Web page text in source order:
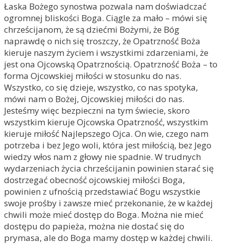
Łaska Bożego synostwa pozwala nam doświadczać
ogromnej bliskości Boga. Ciągle za mało – mówi się
chrześcijanom, że są dziećmi Bożymi, że Bóg
naprawdę o nich się troszczy, że Opatrzność Boża
kieruje naszym życiem i wszystkimi zdarzeniami, że
jest ona Ojcowską Opatrznością. Opatrzność Boża – to
forma Ojcowskiej miłości w stosunku do nas.
Wszystko, co się dzieje, wszystko, co nas spotyka,
mówi nam o Bożej, Ojcowskiej miłości do nas.
Jesteśmy więc bezpieczni na tym świecie, skoro
wszystkim kieruje Ojcowska Opatrzność, wszystkim
kieruje miłość Najlepszego Ojca. On wie, czego nam
potrzeba i bez Jego woli, która jest miłością, bez Jego
wiedzy włos nam z głowy nie spadnie. W trudnych
wydarzeniach życia chrześcijanin powinien starać się
dostrzegać obecność ojcowskiej miłości Boga,
powinien z ufnością przedstawiać Bogu wszystkie
swoje prośby i zawsze mieć przekonanie, że w każdej
chwili może mieć dostęp do Boga. Można nie mieć
dostępu do papieża, można nie dostać się do
prymasa, ale do Boga mamy dostęp w każdej chwili.